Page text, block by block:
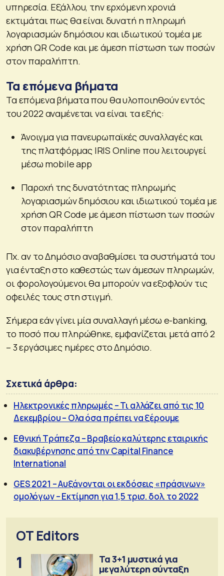
υπηρεσία. Εξάλλου, την ερχόμενη χρονιά
εκτιμάται πως θα είναι δυνατή η πληρωμή
λογαριασμών δημόσιου και ιδιωτικού τομέα με
χρήση QR Code και με άμεση πίστωση των ποσών
στον παραλήπτη.
Τα επόμενα βήματα
Τα επόμενα βήματα που θα υλοποιηθούν εντός
του 2022 αναμένεται να είναι τα εξής:
Άνοιγμα για πανευρωπαϊκές συναλλαγές και
της πλατφόρμας IRIS Online που λειτουργεί
μέσω mobile app
Παροχή της δυνατότητας πληρωμής
λογαριασμών δημόσιου και ιδιωτικού τομέα με
χρήση QR Code με άμεση πίστωση των ποσών
στον παραλήπτη
Πχ. αν το Δημόσιο αναβαθμίσει τα συστήματά του
για ένταξη στο καθεστώς των άμεσων πληρωμών,
οι φορολογούμενοι θα μπορούν να εξοφλούν τις
οφειλές τους στη στιγμή.
Σήμερα εάν γίνει μία συναλλαγή μέσω e-banking,
το ποσό που πληρώθηκε, εμφανίζεται μετά από 2
– 3 εργάσιμες ημέρες στο Δημόσιο.
Σχετικά άρθρα:
Ηλεκτρονικές πληρωμές – Τι αλλάζει από τις 10
Δεκεμβρίου – Ολα όσα πρέπει να ξέρουμε
Εθνική Τράπεζα – Βραβείο καλύτερης εταιρικής
διακυβέρνησης από την Capital Finance
International
GES 2021 – Αυξάνονται οι εκδόσεις «πράσινων»
ομολόγων – Εκτίμηση για 1,5 τρισ. δολ. το 2022
OT Editors
1
Τα 3+1 μυστικά για
μεγαλύτερη σύνταξη